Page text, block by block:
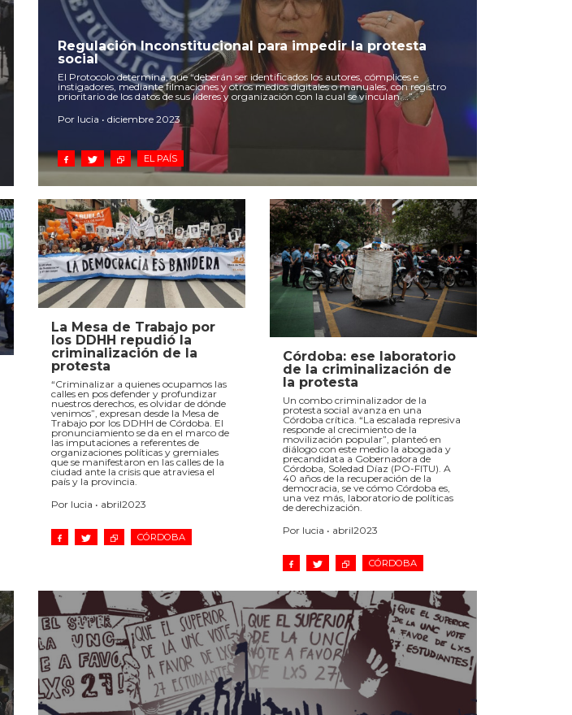
Regulación Inconstitucional para impedir la protesta
social
El Protocolo determina, que “deberán ser identificados los autores, cómplices e
instigadores, mediante filmaciones y otros medios digitales o manuales, con registro
prioritario de los datos de sus líderes y organización con la cual se vinculan …”.
Por lucia • diciembre 2023
EL PAÍS
La Mesa de Trabajo por
los DDHH repudió la
criminalización de la
protesta
“Criminalizar a quienes ocupamos las
calles en pos defender y profundizar
nuestros derechos, es olvidar de dónde
venimos”, expresan desde la Mesa de
Trabajo por los DDHH de Córdoba. El
pronunciamiento se da en el marco de
las imputaciones a referentes de
organizaciones políticas y gremiales
que se manifestaron en las calles de la
ciudad ante la crisis que atraviesa el
país y la provincia.
Por lucia • abril2023
CÓRDOBA
Córdoba: ese laboratorio
de la criminalización de
la protesta
Un combo criminalizador de la
protesta social avanza en una
Córdoba crítica. “La escalada represiva
responde al crecimiento de la
movilización popular”, planteó en
diálogo con este medio la abogada y
precandidata a Gobernadora de
Córdoba, Soledad Díaz (PO-FITU). A
40 años de la recuperación de la
democracia, se ve cómo Córdoba es,
una vez más, laboratorio de políticas
de derechización.
Por lucia • abril2023
CÓRDOBA